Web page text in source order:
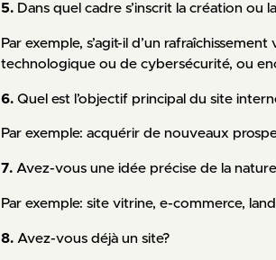
5.Dans quel cadre s’inscrit la création ou
Par exemple, s’agit-il d’un
technologique ou de cybersécurité, ou
6.Quel est l’objectif principal du site
Par exemple: acquérir de nouveaux
7.Avez-vous une idée précise de la
Par exemple: site vitrine, e-commerce,
8.Avez-vous déjà un site?